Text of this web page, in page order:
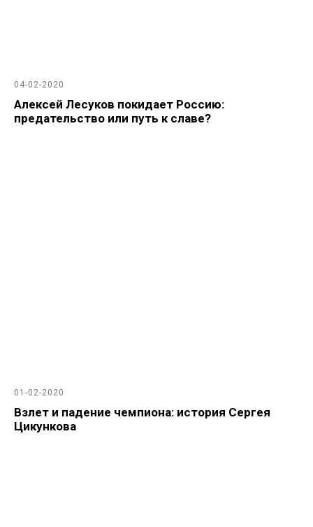
04-02-2020
Алексей Лесуков покидает Россию:
предательство или путь к славе?
01-02-2020
Взлет и падение чемпиона: история Сергея
Цикункова